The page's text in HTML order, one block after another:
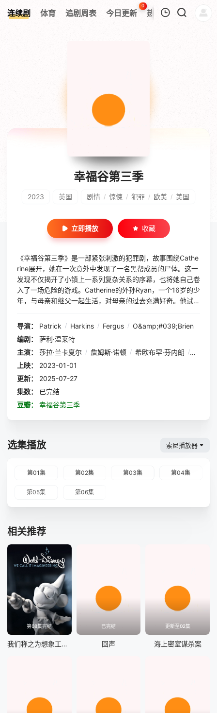
连续剧 体育 追剧周表 今日更新
0
热榜 APP
暂无观看影片的记录
幸福谷第三季
2023 英国 剧情 / 惊悚 / 犯罪 / 欧美 / 美国
立即播放 收藏
《幸福谷第三季》是一部紧张刺激的犯罪剧，故事围绕Cathe
rine展开，她在一次意外中发现了一名黑帮成员的尸体。这一
发现不仅揭开了小镇上一系列复杂关系的序幕，也将她自己卷
入了一场危险的游戏。Catherine的外孙Ryan，一个16岁的少
年，与母亲和继父一起生活，对母亲的过去充满好奇。他试图
隐瞒。随着剧情的发展，Catherine逐渐意识到，她的退休生
活可能并不像她想象的那么平静。小镇上的毒品问题和供应商
斗争仍在继续，Catherine不得不面对过去的阴影和未来的不
确定性。这部剧集通过角色的内心挣扎和外部冲突，展现了人
性的复杂性和生活的残酷现实。
导演： Patrick / Harkins / Fergus / O&amp;#039;Brien
编剧：
萨利·温莱特
主演：
莎拉·兰卡夏尔 / 詹姆斯·诺顿 / 希欧布罕·芬内朗 / 康·奥
上映：
2023-01-01
更新：
2025-07-27
集数：
已完结
豆瓣：
幸福谷第三季
选集播放 索尼播放器
第01集 第02集 第03集 第04集
第05集 第06集
相关推荐
第08集完结
我们称之为想象工程 第一季
已完结
回声
更新至02集
海上密室谋杀案